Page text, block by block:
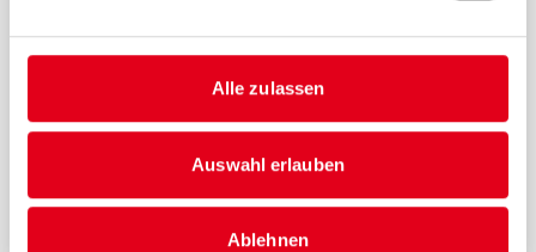
Alle zulassen
Auswahl erlauben
Ablehnen
Online-Beratung
Antwort innerhalb von 48 Stunden! Stellen
Sie unserem Beratungsteam Ihre Fragen per
E-Mail oder im Chat.